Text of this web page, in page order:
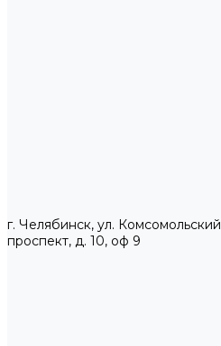
г. Челябинск, ул. Комсомольский
проспект, д. 10, оф 9